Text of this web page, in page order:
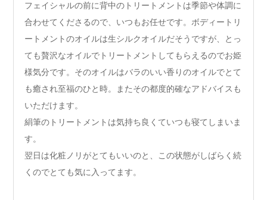
フェイシャルの前に背中のトリートメントは季節や体調に
合わせてくださるので、いつもお任せです。ボディートリ
ートメントのオイルは生シルクオイルだそうですが、とっ
ても贅沢なオイルでトリートメントしてもらえるのでお姫
様気分です。そのオイルはバラのいい香りのオイルでとて
も癒され至福のひと時。またその都度的確なアドバイスも
いただけます。
絹筆のトリートメントは気持ち良くていつも寝てしまいま
す。
翌日は化粧ノリがとてもいいのと、この状態がしばらく続
くのでとても気に入ってます。